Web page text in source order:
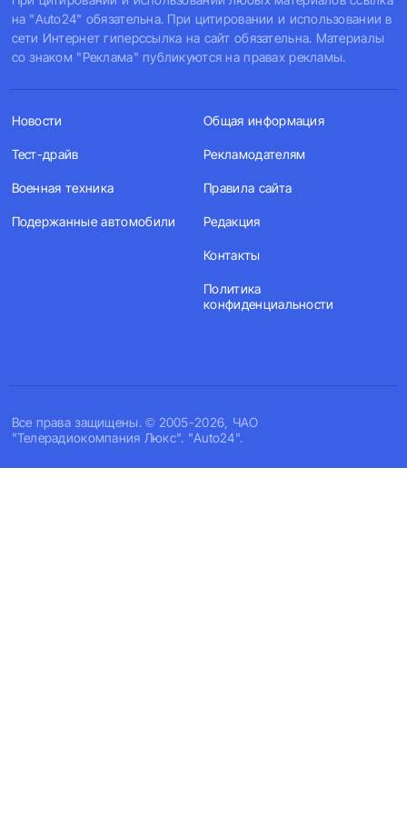
на "Auto24" обязательна. При цитировании и использовании в
сети Интернет гиперссылка на сайт обязательна. Материалы
со знаком "Реклама" публикуются на правах рекламы.
Все права защищены. © 2005-2026, ЧАО
"Телерадиокомпания Люкс". "Auto24".
Новости
Тест-драйв
Военная техника
Подержанные автомобили
Общая информация
Рекламодателям
Правила сайта
Редакция
Контакты
Политика
конфиденциальности